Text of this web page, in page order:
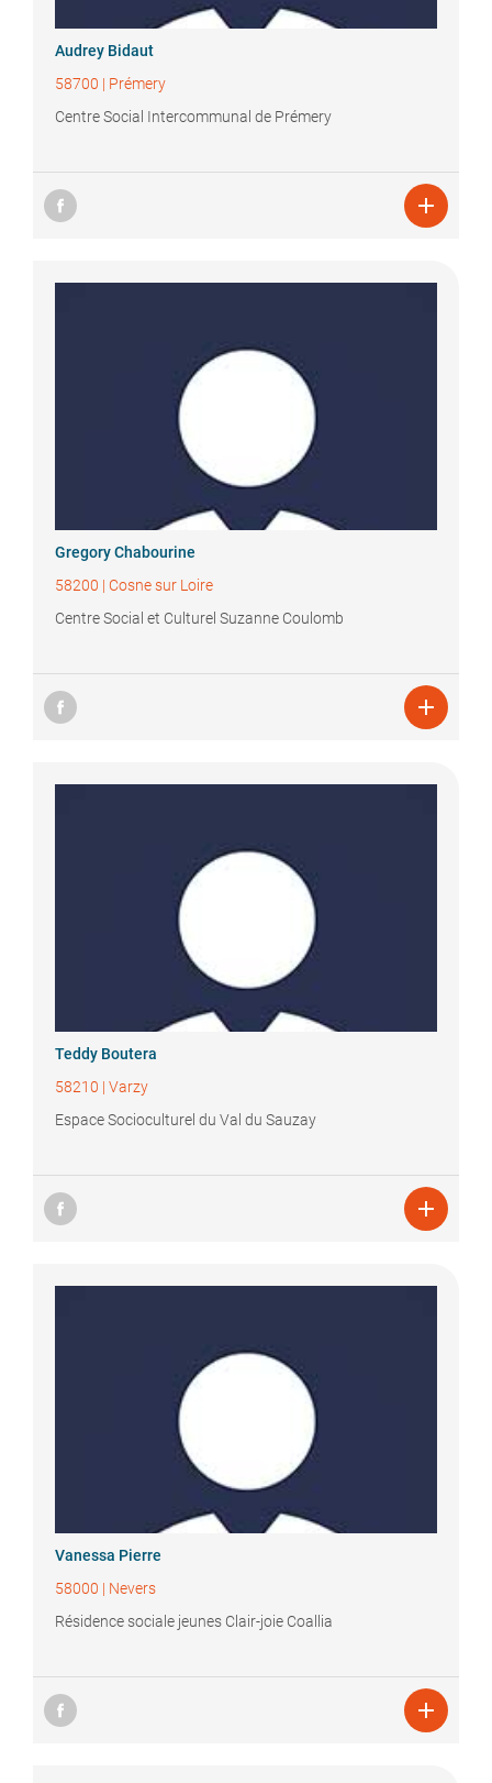
Audrey Bidaut
58700 | Prémery
Centre Social Intercommunal de Prémery

GregoryChabourine
58200 | Cosne sur Loire
Centre Social et Culturel Suzanne Coulomb

Teddy Boutera
58210 | Varzy
Espace Socioculturel du Val du Sauzay

Vanessa Pierre
58000 | Nevers
Résidence sociale jeunes Clair-joie Coallia
